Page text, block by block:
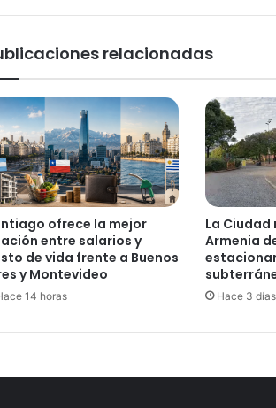
relacionadas
ofrece la mejor
entre salarios y
de vida frente a Buenos
y Montevideo
14 horas
La
Armenia
Hace 3 días